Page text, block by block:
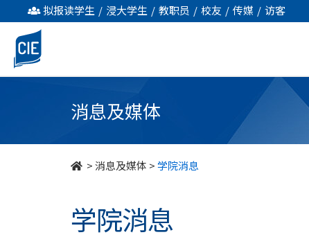
undefined
拟报读学生 / 浸大学生 / 教职员 / 校友 / 传媒 / 访客
消息及媒体
>消息及媒体 >学院消息
学院消息